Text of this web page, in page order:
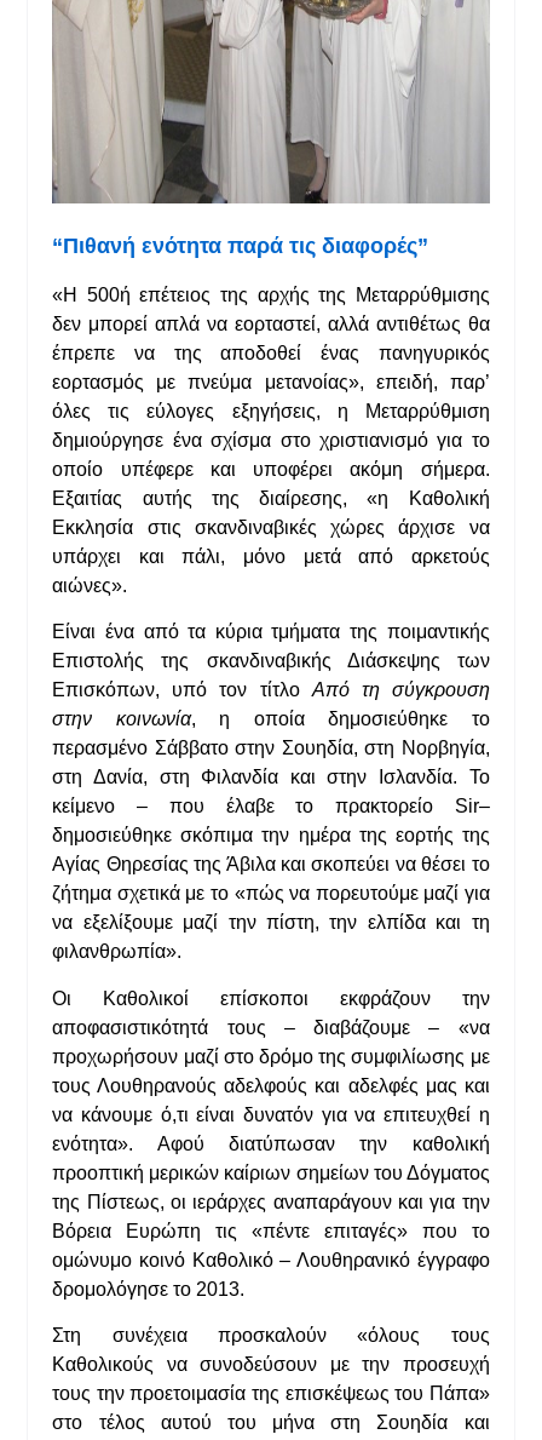
“Πιθανή ενότητα παρά τις διαφορές”
«Η 500ή επέτειος της αρχής της Μεταρρύθμισης
δεν μπορεί απλά να εορταστεί, αλλά αντιθέτως θα
έπρεπε να της αποδοθεί ένας πανηγυρικός
εορτασμός με πνεύμα μετανοίας», επειδή, παρ’
όλες τις εύλογες εξηγήσεις, η Μεταρρύθμιση
δημιούργησε ένα σχίσμα στο χριστιανισμό για το
οποίο υπέφερε και υποφέρει ακόμη σήμερα.
Εξαιτίας αυτής της διαίρεσης, «η Καθολική
Εκκλησία στις σκανδιναβικές χώρες άρχισε να
υπάρχει και πάλι, μόνο μετά από αρκετούς
αιώνες».
Είναι ένα από τα κύρια τμήματα της ποιμαντικής
Επιστολής της σκανδιναβικής Διάσκεψης των
Επισκόπων, υπό τον τίτλο Από τη σύγκρουση
στην κοινωνία, η οποία δημοσιεύθηκε το
περασμένο Σάββατο στην Σουηδία, στη Νορβηγία,
στη Δανία, στη Φιλανδία και στην Ισλανδία. Το
κείμενο – που έλαβε το πρακτορείο Sir–
δημοσιεύθηκε σκόπιμα την ημέρα της εορτής της
Αγίας Θηρεσίας της Άβιλα και σκοπεύει να θέσει το
ζήτημα σχετικά με το «πώς να πορευτούμε μαζί για
να εξελίξουμε μαζί την πίστη, την ελπίδα και τη
φιλανθρωπία».
Οι Καθολικοί επίσκοποι εκφράζουν την
αποφασιστικότητά τους – διαβάζουμε – «να
προχωρήσουν μαζί στο δρόμο της συμφιλίωσης με
τους Λουθηρανούς αδελφούς και αδελφές μας και
να κάνουμε ό,τι είναι δυνατόν για να επιτευχθεί η
ενότητα». Αφού διατύπωσαν την καθολική
προοπτική μερικών καίριων σημείων του Δόγματος
της Πίστεως, οι ιεράρχες αναπαράγουν και για την
Βόρεια Ευρώπη τις «πέντε επιταγές» που το
ομώνυμο κοινό Καθολικό – Λουθηρανικό έγγραφο
δρομολόγησε το 2013.
Στη συνέχεια προσκαλούν «όλους τους
Καθολικούς να συνοδεύσουν με την προσευχή
τους την προετοιμασία της επισκέψεως του Πάπα»
στο τέλος αυτού του μήνα στη Σουηδία και